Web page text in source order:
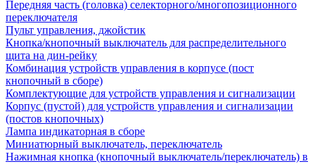
Передняя часть (головка) селекторного/многопозиционного
переключателя
Пульт управления, джойстик
Кнопка/кнопочный выключатель для распределительного
щита на дин-рейку
Комбинация устройств управления в корпусе (пост
кнопочный в сборе)
Комплектующие для устройств управления и сигнализации
Корпус (пустой) для устройств управления и сигнализации
(постов кнопочных)
Лампа индикаторная в сборе
Миниатюрный выключатель, переключатель
Нажимная кнопка (кнопочный выключатель/переключатель) в